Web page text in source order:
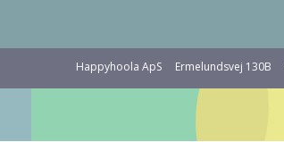
Happyhoola ApS Ermelundsvej 130B